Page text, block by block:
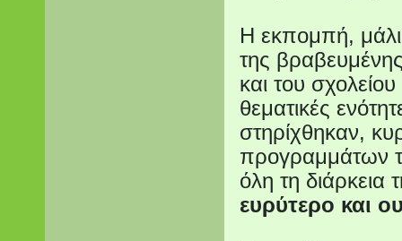
Η εκπομπή,
της
και του
θεματικές
στηρίχθηκαν,
προγραμμάτων
όλη τη διάρκεια
ευρύτερο και